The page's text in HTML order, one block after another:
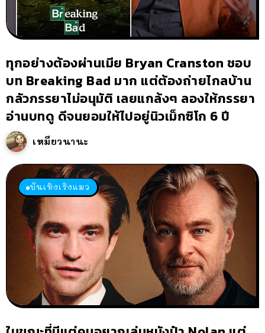
ทุกอย่างต้องผ่านเมีย Bryan Cranston ชอบ
บท Breaking Bad มาก แต่ต้องถ่ายไกลบ้าน
กลัวภรรยาไม่อนุมัติ เลยแกล้งๆ ลองให้ภรรยา
อ่านบทดู ดีจนยอมให้ไปอยู่นิวเม็กซิโก 6 ปี
เหมียวนานะ
บันเทิงเริงแมว